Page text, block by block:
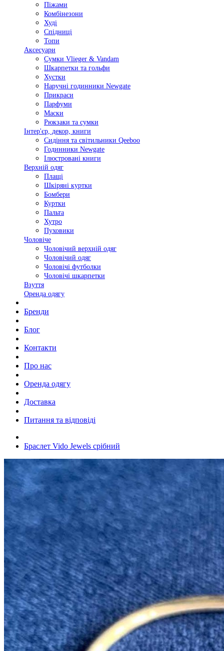
Піжами
Комбінезони
Худі
Спідниці
Топи
Аксесуари
Сумки Vlieger & Vandam
Шкарпетки та гольфи
Хустки
Наручні годинники Newgate
Прикраси
Парфуми
Маски
Рюкзаки та сумки
Інтер'єр, декор, книги
Сидіння та світильники Qeeboo
Годинники Newgate
Ілюстровані книги
Верхній одяг
Плащі
Шкіряні куртки
Бомбери
Куртки
Пальта
Хутро
Пуховики
Чоловіче
Чоловічий верхній одяг
Чоловічий одяг
Чоловічі футболки
Чоловічі шкарпетки
Взуття
Оренда одягу
Бренди
Блог
Контакти
Про нас
Оренда одягу
Доставка
Питання та відповіді
Браслет Vido Jewels срібний